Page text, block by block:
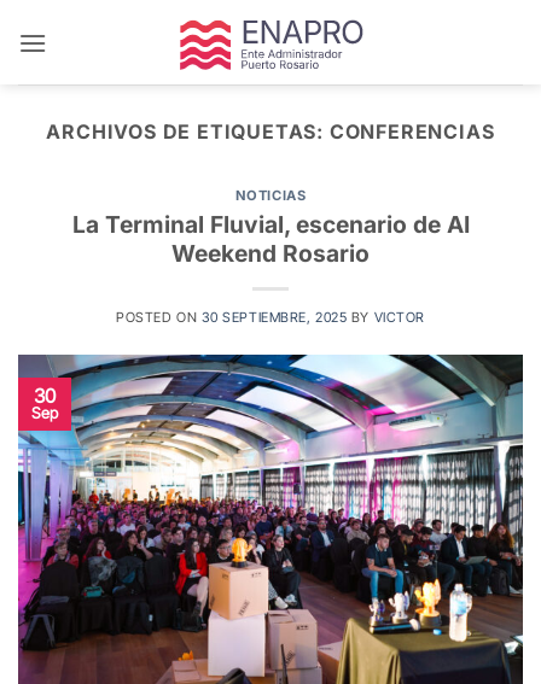
ARCHIVOS DE ETIQUETAS: CONFERENCIAS
NOTICIAS
La Terminal Fluvial, escenario de AI
Weekend Rosario
POSTED ON 30 SEPTIEMBRE, 2025 BY VICTOR
30
Sep